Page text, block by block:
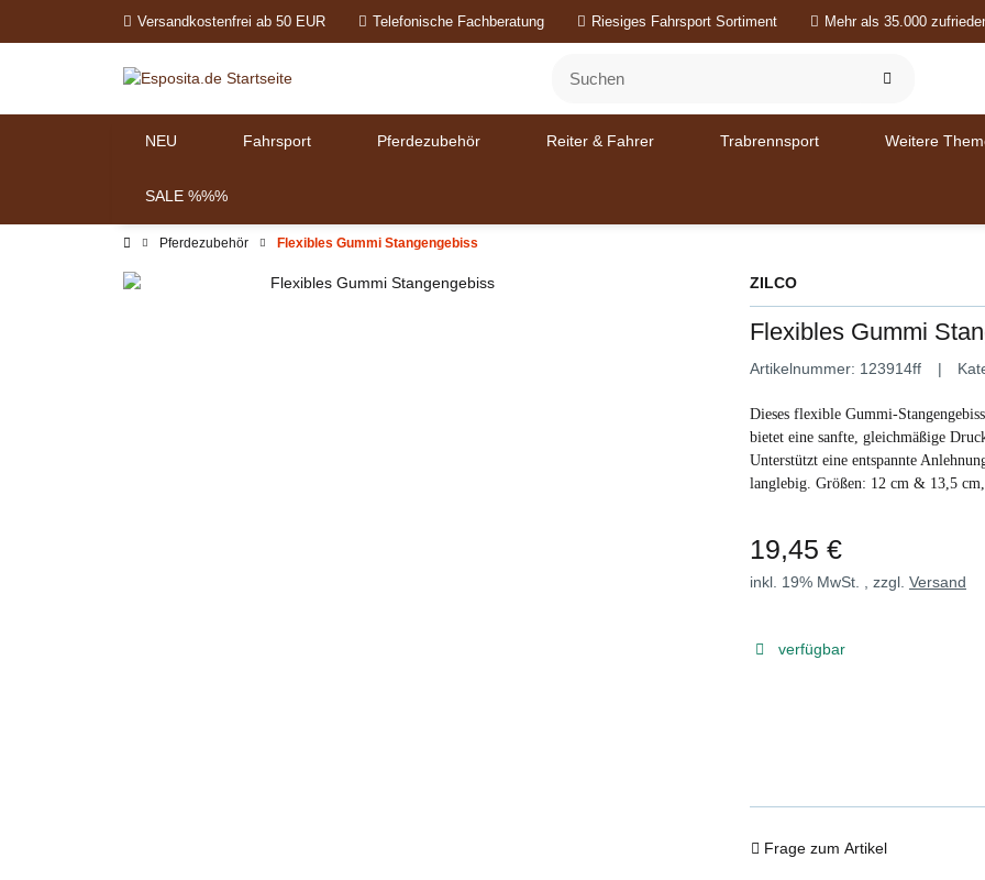
Versandkostenfrei ab 50 EUR Telefonische Fachberatung Riesiges Fahrsport Sortiment Mehr als 35.000
NEU Fahrsport Pferdezubehör Reiter & Fahrer Trabrennsport Weitere
SALE %%%
Pferdezubehör Flexibles Gummi Stangengebiss
ZILCO
Flexibles Gummi
Artikelnummer: 123914ff
Dieses flexible Gummi-
bietet eine sanfte, gleichmäßige
Unterstützt eine entspannte
langlebig. Größen: 12 cm & 13,5
19,45 €
inkl. 19% MwSt. , zzgl. Versand
verfügbar
Frage zum Artikel